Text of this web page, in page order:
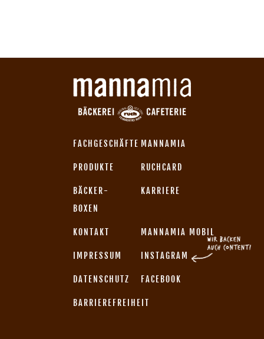
FACHGESCHÄFTE
PRODUKTE
BÄCKER-
BOXEN
MANNAMIA
RUCHCARD
KARRIERE
KONTAKT
IMPRESSUM
DATENSCHUTZ
BARRIEREFREIHEIT
MANNAMIA MOBIL
INSTAGRAM
FACEBOOK